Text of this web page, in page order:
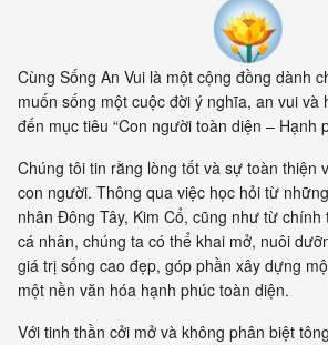
Cùng Sống An Vui là một cộng đồng dành
muốn sống một cuộc đời ý nghĩa, an vui và
đến mục tiêu “Con người toàn diện – Hạnh
Chúng tôi tin rằng lòng tốt và sự toàn thiện
con người. Thông qua việc học hỏi từ
nhân Đông Tây, Kim Cổ, cũng như từ chính
cá nhân, chúng ta có thể khai mở, nuôi
giá trị sống cao đẹp, góp phần xây dựng
một nền văn hóa hạnh phúc toàn diện.
Với tinh thần cởi mở và không phân biệt